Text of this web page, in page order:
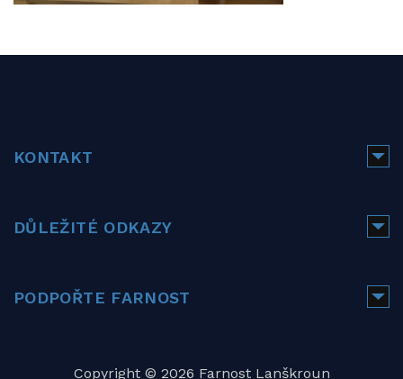
KONTAKT
DŮLEŽITÉ ODKAZY
PODPOŘTE FARNOST
Copyright © 2026 Farnost Lanškroun